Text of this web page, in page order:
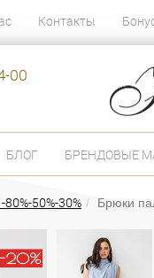
Контакты
00
БЛОГ БРЕНДОВЫЕ
80%-50%-30% Брюки